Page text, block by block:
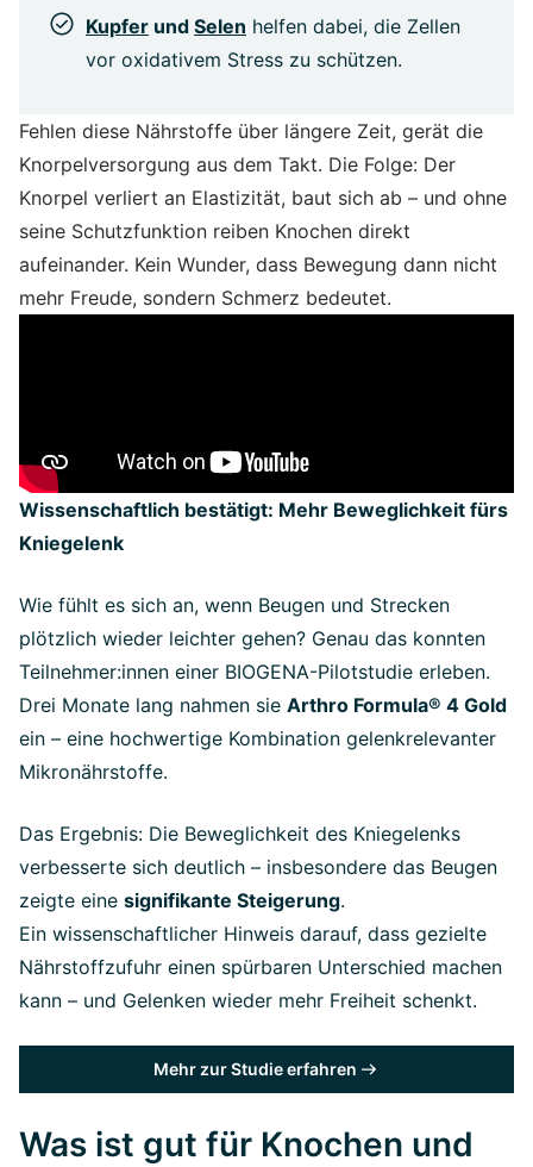
Kupfer und Selen helfen dabei, die Zellen
vor oxidativem Stress zu schützen.
Fehlen diese Nährstoffe über längere Zeit, gerät die
Knorpelversorgung aus dem Takt. Die Folge: Der
Knorpel verliert an Elastizität, baut sich ab – und ohne
seine Schutzfunktion reiben Knochen direkt
aufeinander. Kein Wunder, dass Bewegung dann nicht
mehr Freude, sondern Schmerz bedeutet.
Wissenschaftlich bestätigt: Mehr Beweglichkeit fürs
Kniegelenk
Wie fühlt es sich an, wenn Beugen und Strecken
plötzlich wieder leichter gehen? Genau das konnten
Teilnehmer:innen einer BIOGENA-Pilotstudie erleben.
Drei Monate lang nahmen sie Arthro Formula® 4 Gold
ein – eine hochwertige Kombination gelenkrelevanter
Mikronährstoffe.
Das Ergebnis: Die Beweglichkeit des Kniegelenks
verbesserte sich deutlich – insbesondere das Beugen
zeigte eine signifikante Steigerung.
Ein wissenschaftlicher Hinweis darauf, dass gezielte
Nährstoffzufuhr einen spürbaren Unterschied machen
kann – und Gelenken wieder mehr Freiheit schenkt.
Mehr zur Studie erfahren
Was ist gut für Knochen und